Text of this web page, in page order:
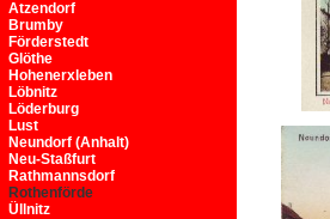
Atzendorf
Brumby
Förderstedt
Glöthe
Hohenerxleben
Löbnitz
Löderburg
Lust
Neundorf (Anhalt)
Neu-Staßfurt
Rathmannsdorf
Rothenförde
Üllnitz